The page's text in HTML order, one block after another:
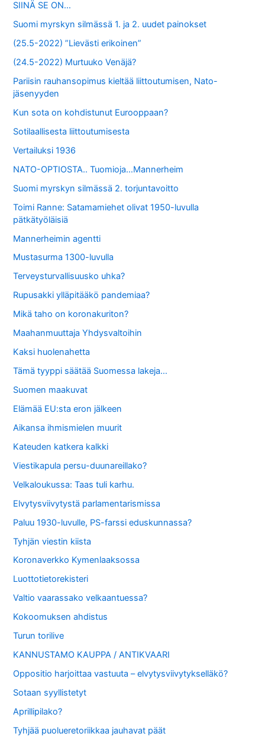
SIINÄ SE ON…
Suomi myrskyn silmässä 1. ja 2. uudet painokset
(25.5-2022) ”Lievästi erikoinen”
(24.5-2022) Murtuuko Venäjä?
Pariisin rauhansopimus kieltää liittoutumisen, Nato-
jäsenyyden
Kun sota on kohdistunut Eurooppaan?
Sotilaallisesta liittoutumisesta
Vertailuksi 1936
NATO-OPTIOSTA.. Tuomioja…Mannerheim
Suomi myrskyn silmässä 2. torjuntavoitto
Toimi Ranne: Satamamiehet olivat 1950-luvulla
pätkätyöläisiä
Mannerheimin agentti
Mustasurma 1300-luvulla
Terveysturvallisuusko uhka?
Rupusakki ylläpitääkö pandemiaa?
Mikä taho on koronakuriton?
Maahanmuuttaja Yhdysvaltoihin
Kaksi huolenahetta
Tämä tyyppi säätää Suomessa lakeja…
Suomen maakuvat
Elämää EU:sta eron jälkeen
Aikansa ihmismielen muurit
Kateuden katkera kalkki
Viestikapula persu-duunareillako?
Velkaloukussa: Taas tuli karhu.
Elvytysviivytystä parlamentarismissa
Paluu 1930-luvulle, PS-farssi eduskunnassa?
Tyhjän viestin kiista
Koronaverkko Kymenlaaksossa
Luottotietorekisteri
Valtio vaarassako velkaantuessa?
Kokoomuksen ahdistus
Turun torilive
KANNUSTAMO KAUPPA / ANTIKVAARI
Oppositio harjoittaa vastuuta – elvytysviivytykselläkö?
Sotaan syyllistetyt
Aprillipilako?
Tyhjää puolueretoriikkaa jauhavat päät